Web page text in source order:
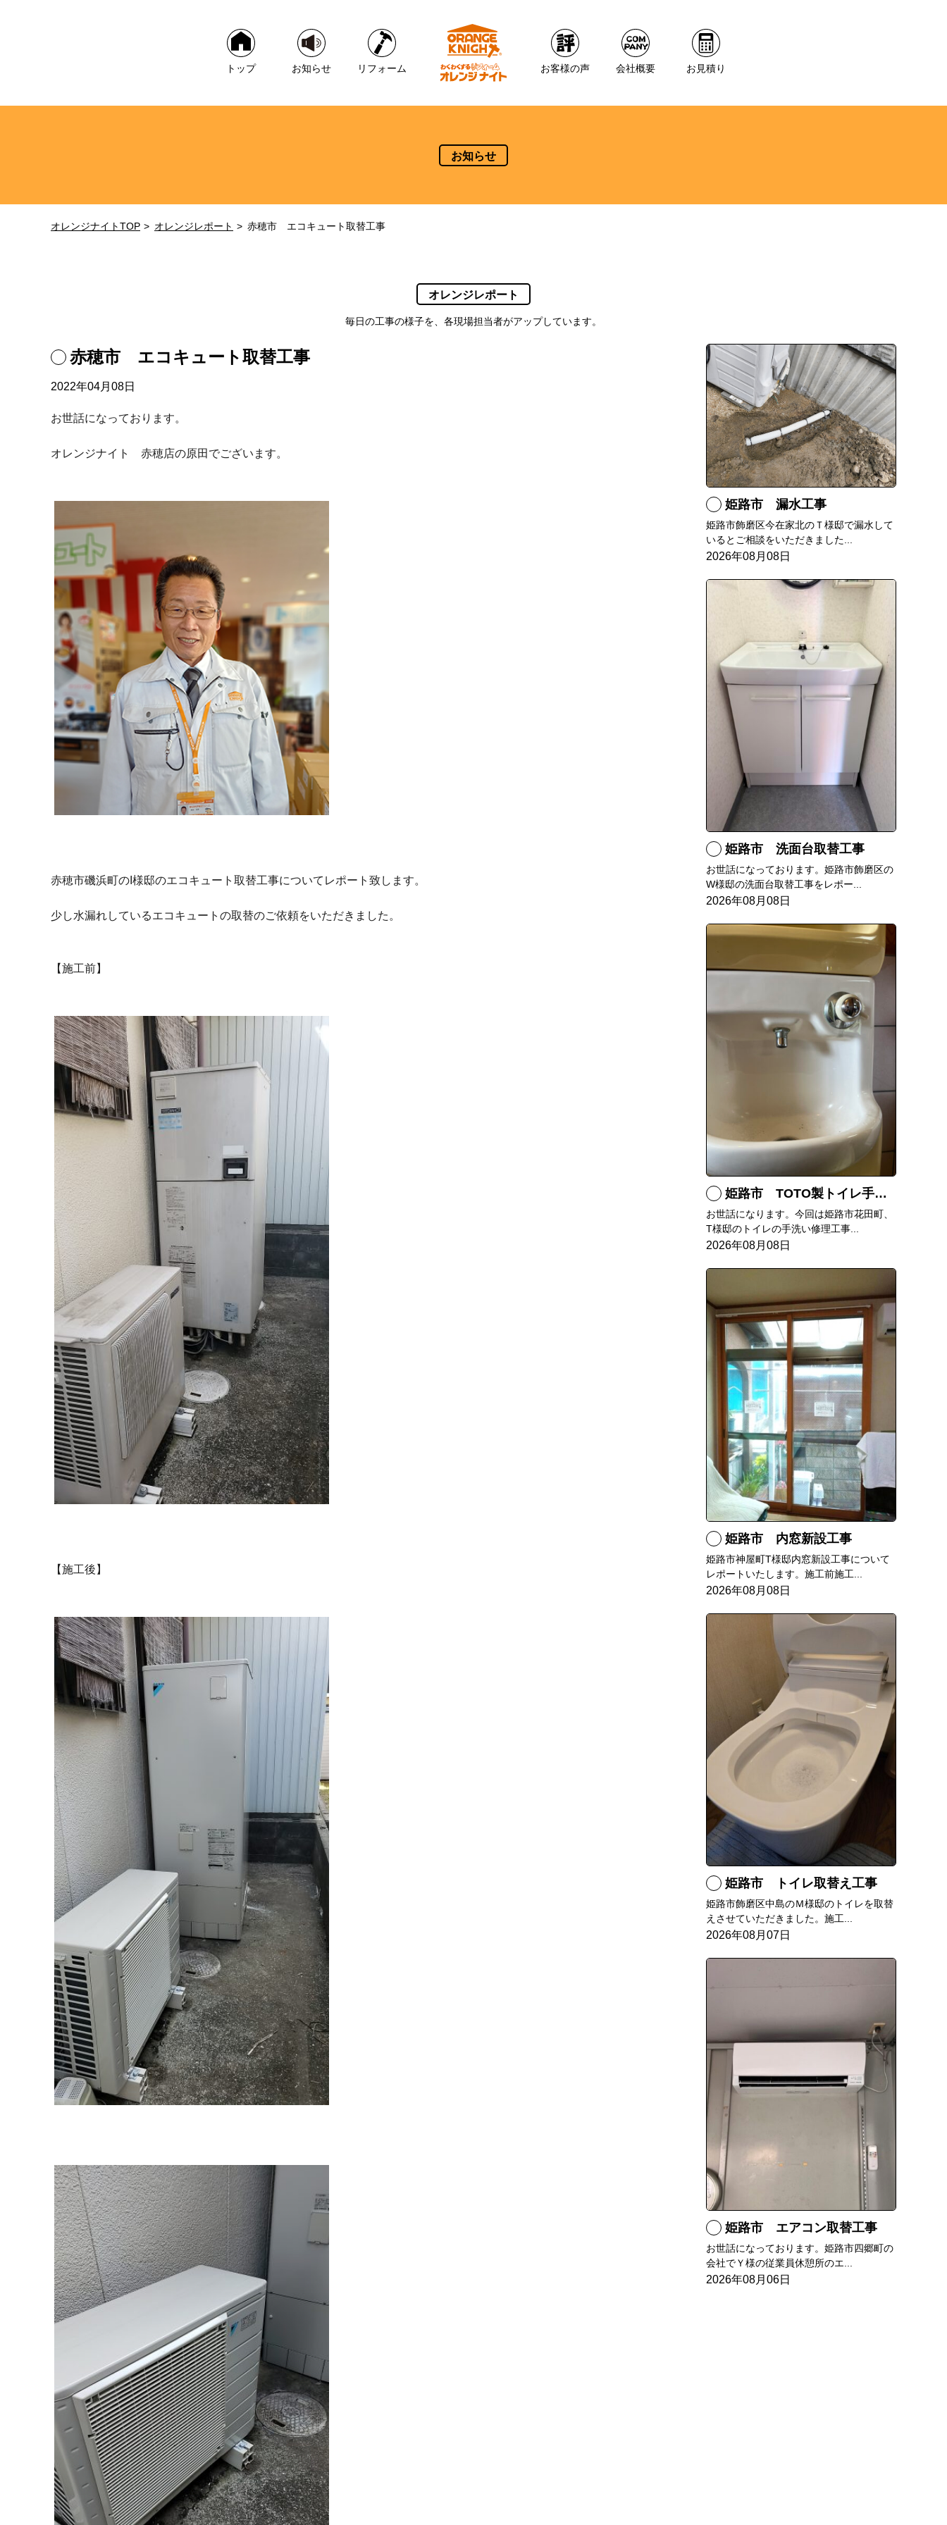
トップ お知らせ リフォーム お客様の声 会社概要 お見積り
お知らせ
オレンジナイトTOP オレンジレポート 赤穂市 エコキュート取替工事
オレンジレポート
毎日の工事の様子を、各現場担当者がアップしています。
赤穂市 エコキュート取替工事
2022年04月08日
お世話になっております。
オレンジナイト 赤穂店の原田でございます。
赤穂市磯浜町のI様邸のエコキュート取替工事についてレポート致します。
少し水漏れしているエコキュートの取替のご依頼をいただきました。
【施工前】
【施工後】
姫路市 漏水工事
姫路市飾磨区今在家北のＴ様邸で漏水して
いるとご相談をいただきました...
2026年08月08日
姫路市 洗面台取替工事
お世話になっております。姫路市飾磨区の
W様邸の洗面台取替工事をレポー...
2026年08月08日
姫路市 TOTO製トイレ手洗いの水漏れ修理
お世話になります。今回は姫路市花田町、
T様邸のトイレの手洗い修理工事...
2026年08月08日
姫路市 内窓新設工事
姫路市神屋町T様邸内窓新設工事について
レポートいたします。施工前施工...
2026年08月08日
姫路市 トイレ取替え工事
姫路市飾磨区中島のＭ様邸のトイレを取替
えさせていただきました。施工...
2026年08月07日
姫路市 エアコン取替工事
お世話になっております。姫路市四郷町の
会社でＹ様の従業員休憩所のエ...
2026年08月06日